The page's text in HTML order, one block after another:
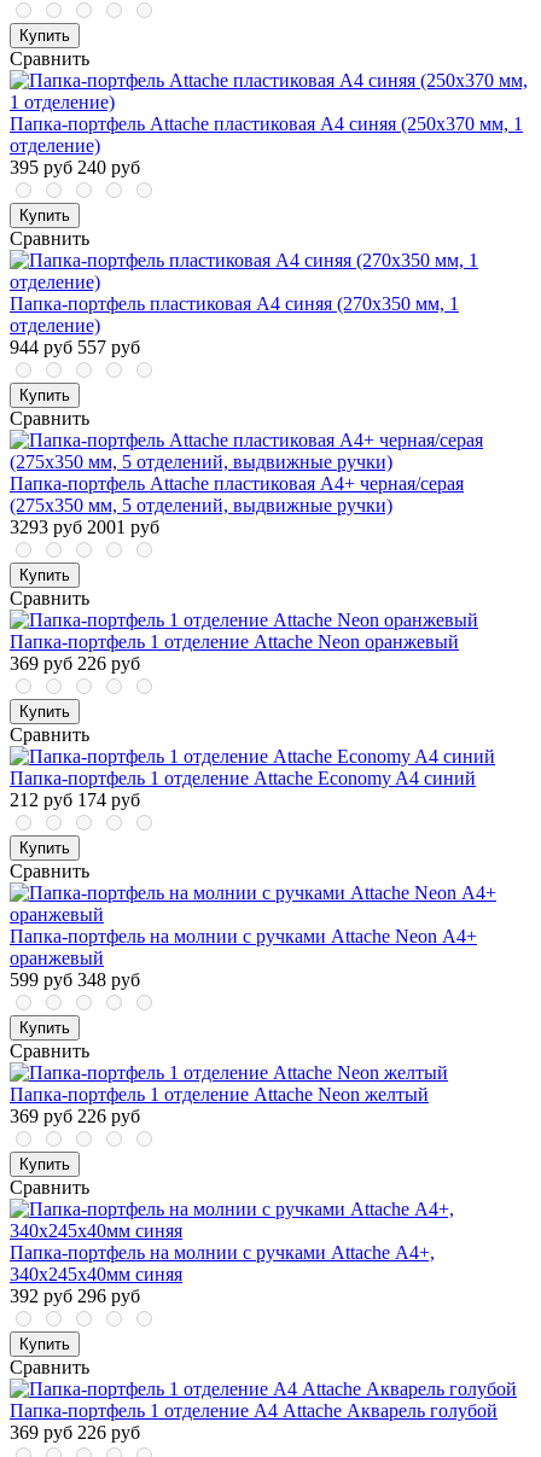
Купить
Сравнить
Папка-портфель Attache пластиковая A4 синяя (250x370 мм, 1
отделение)
395 руб 240 руб
Купить
Сравнить
Папка-портфель пластиковая А4 синяя (270x350 мм, 1
отделение)
944 руб 557 руб
Купить
Сравнить
Папка-портфель Attache пластиковая А4+ черная/серая
(275x350 мм, 5 отделений, выдвижные ручки)
3293 руб 2001 руб
Купить
Сравнить
Папка-портфель 1 отделение Attache Neon оранжевый
369 руб 226 руб
Купить
Сравнить
Папка-портфель 1 отделение Attache Economy A4 синий
212 руб 174 руб
Купить
Сравнить
Папка-портфель на молнии с ручками Attache Neon А4+
оранжевый
599 руб 348 руб
Купить
Сравнить
Папка-портфель 1 отделение Attache Neon желтый
369 руб 226 руб
Купить
Сравнить
Папка-портфель на молнии с ручками Attache А4+,
340х245х40мм синяя
392 руб 296 руб
Купить
Сравнить
Папка-портфель 1 отделение А4 Attache Акварель голубой
369 руб 226 руб